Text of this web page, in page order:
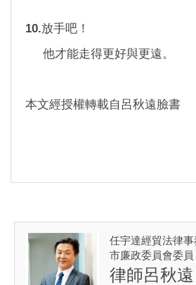
10. 放手吧！
他才能走得更好與更遠。
本文經授權轉載自呂秋遠臉書
任宇達經貿法律
市廉政委員會委員
律師呂秋遠